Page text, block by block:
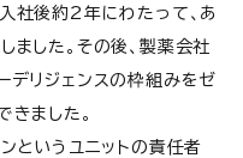
社後約2年にわたって、あ
ました。その後、製薬会社
デリジェンスの枠組みをゼ
きました。
というユニットの責任者